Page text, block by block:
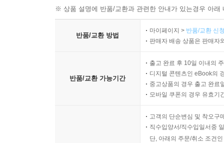
※ 상품 설명에 반품/교환과 관련한 안내가 있는경우 아
반품/교환 방법
마이페이지 > 반품/교환 신
판매자 배송 상품은 판매자
반품/교환 가능기간
출고 완료 후 10일 이내의
디지털 콘텐츠인 eBook의
중고상품의 경우 출고 완료
모바일 쿠폰의 경우 유효기
고객의 단순변심 및 착오구
직수입양서/직수입일서중
단, 아래의 주문/취소 조건